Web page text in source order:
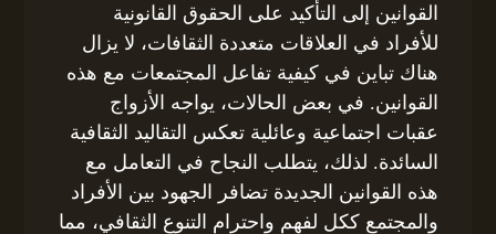
القوانين إلى التأكيد على الحقوق القانونية
للأفراد في العلاقات متعددة الثقافات، لا يزال
هناك تباين في كيفية تفاعل المجتمعات مع هذه
القوانين. في بعض الحالات، يواجه الأزواج
عقبات اجتماعية وعائلية تعكس التقاليد الثقافية
السائدة. لذلك، يتطلب النجاح في التعامل مع
هذه القوانين الجديدة تضافر الجهود بين الأفراد
والمجتمع ككل لفهم واحترام التنوع الثقافي، مما